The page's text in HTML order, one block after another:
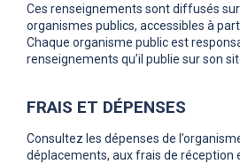
Ces renseignements sont diffusés
organismes publics, accessibles à
Chaque organisme public est
renseignements qu’il publie sur son
FRAIS ET DÉPENSES
Consultez les dépenses de
déplacements, aux frais de réception